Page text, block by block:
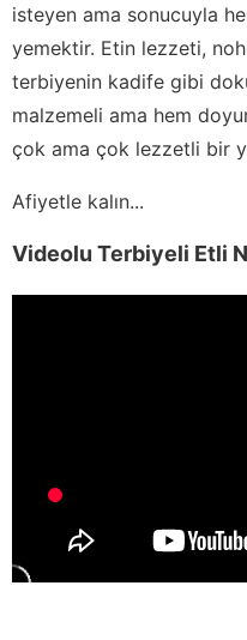
isteyen ama sonucuyla
yemektir. Etin lezzeti,
terbiyenin kadife gibi
malzemeli ama hem
çok ama çok lezzetli bir
Afiyetle kalın...
Videolu Terbiyeli Etli